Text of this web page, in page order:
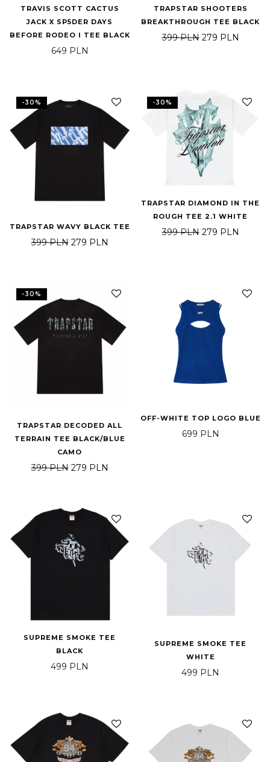
TRAVIS SCOTT CACTUS
JACK X SP5DER DAYS
BEFORE RODEO I TEE BLACK
649 PLN
TRAPSTAR SHOOTERS
BREAKTHROUGH TEE BLACK
399PLN Pierwotna cena
279 PLN
-30%
TRAPSTAR WAVY BLACK TEE
399PLN Pierwotna cena wynosiła: 399 PLN.
279 PLN
-30%
TRAPSTAR DIAMOND IN THE
ROUGH TEE 2.1 WHITE
399PLN Pierwotna cena
279 PLN
-30%
TRAPSTAR DECODED ALL
TERRAIN TEE BLACK/BLUE
CAMO
399PLN Pierwotna cena wynosiła: 399 PLN.
279 PLN
OFF-WHITE TOP LOGO BLUE
699 PLN
SUPREME SMOKE TEE
BLACK
499 PLN
SUPREME SMOKE TEE
WHITE
499 PLN